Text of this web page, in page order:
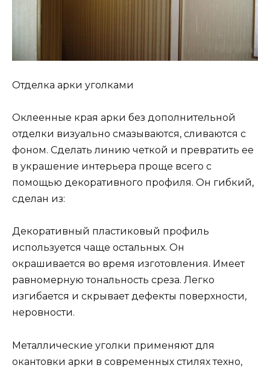
Отделка арки уголками
Оклеенные края арки без дополнительной
отделки визуально смазываются, сливаются с
фоном. Сделать линию четкой и превратить ее
в украшение интерьера проще всего с
помощью декоративного профиля. Он гибкий,
сделан из:
Декоративный пластиковый профиль
используется чаще остальных. Он
окрашивается во время изготовления. Имеет
равномерную тональность среза. Легко
изгибается и скрывает дефекты поверхности,
неровности.
Металлические уголки применяют для
окантовки арки в современных стилях техно,